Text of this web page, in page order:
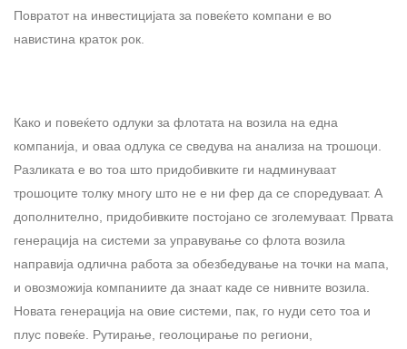
Повратот на инвестицијата за повеќето компани е во
навистина краток рок.
Како и повеќето одлуки за флотата на возила на една
компанија, и оваа одлука се сведува на анализа на трошоци.
Разликата е во тоа што придобивките ги надминуваат
трошоците толку многу што не е ни фер да се споредуваат. А
дополнително, придобивките постојано се зголемуваат. Првата
генерација на системи за управување со флота возила
направија одлична работа за обезбедување на точки на мапа,
и овозможија компаниите да знаат каде се нивните возила.
Новата генерација на овие системи, пак, го нуди сето тоа и
плус повеќе. Рутирање, геолоцирање по региони,